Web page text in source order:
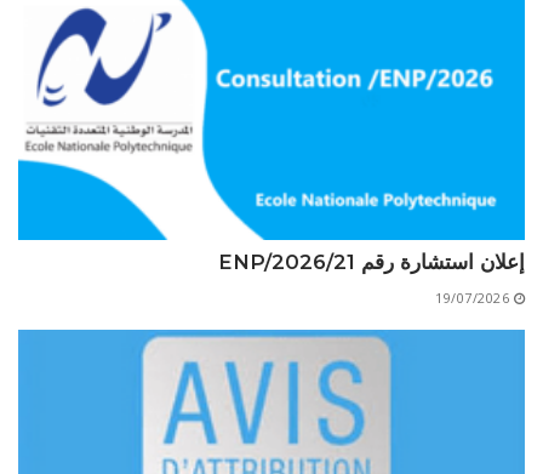
الأقــســــام الـتـحــضـيـريـــة
عروض التكوين
نماذج ما بعد التدرج
ميثاق الأداب والأخلاقيات الجامعيةإعلان استشارة رقم 21/ENP/2026
19/07/2026